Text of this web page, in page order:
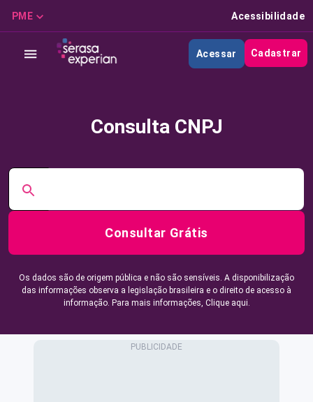
PME Acessibilidade
Acessar Cadastrar
Consulta CNPJ
Consultar Grátis
Os dados são de origem pública e não são sensíveis. A disponibilização
das informações observa a legislação brasileira e o direito de acesso à
informação. Para mais informações, Clique aqui.